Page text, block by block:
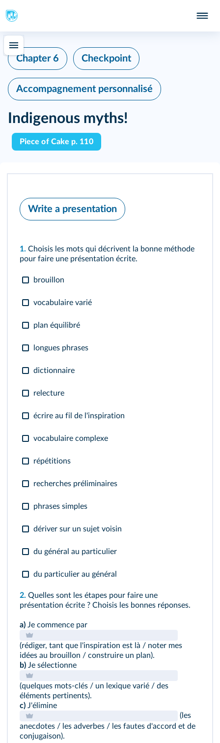
Chapter 6 Checkpoint
Accompagnement personnalisé
Indigenous myths!
Piece of Cake p. 110
Write a presentation
1. Choisis les mots qui décrivent la bonne méthode
pour faire une présentation écrite.
brouillon
vocabulaire varié
plan équilibré
longues phrases
dictionnaire
relecture
écrire au fil de l'inspiration
vocabulaire complexe
répétitions
recherches préliminaires
phrases simples
dériver sur un sujet voisin
du général au particulier
du particulier au général
2. Quelles sont les étapes pour faire une
présentation écrite ? Choisis les bonnes réponses.
a) Je commence par
(rédiger, tant que l'inspiration est là / noter mes
idées au brouillon / construire un plan).
b) Je sélectionne
(quelques mots-clés / un lexique varié / des
éléments pertinents).
c) J'élimine
(les
anecdotes / les adverbes / les fautes d'accord et de
conjugaison).